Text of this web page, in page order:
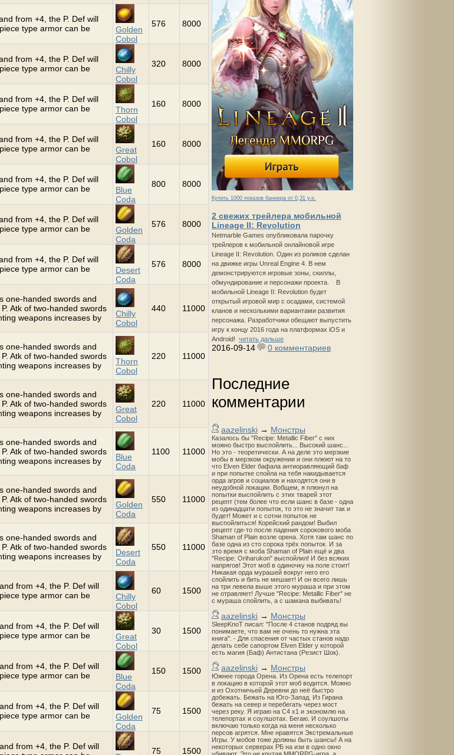
Купить 1000 показов баннера от 0,31 у.е.
2 свежих трейлера мобильной
Lineage II: Revolution
Netmarble Games опубликовала парочку
трейлеров к мобильной онлайновой игре
Lineage II: Revolution. Один из роликов сделан
на движке игры Unreal Engine 4. В нем
демонстрируются игровые зоны, скиллы,
обмундирование и персонажи проекта. В
мобильной Lineage II: Revolution будет
открытый игровой мир с осадами, системой
кланов и несколькими вариантами развития
персонажа. Разработчики обещают выпустить
игру к концу 2016 года на платформах iOS и
Android! читать дальше
2016-09-14 0 комментариев
Последние
комментарии
aazelinski → Монстры
Казалось бы "Recipe: Metallic Fiber" с них
можно быстро выспойлить... Высокий шанс...
Но это - теоретически. А на деле это мерзкие
мобы в мерзком окружении и они плюют на то
что Elven Elder бафала антиоравляющий баф
и при попытке спойла на тебя накидывается
орда агров и социалов и находятся они в
неудобной локации. Вобщем, я плюнул на
попытки выспойлить с этих тварей этот
рецепт (тем более что если шанс в базе - одна
из одинадцати попыток, то это не значит так и
будет! Может и с сотни попыток не
выспойлиться! Корейский рандом! Выбил
рецепт где-то после падения сорокового моба
Shaman of Plain возле орена. Хотя там шанс по
базе одна из сто сорока трёх попыток. И за
это время с моба Shaman of Plain ещё и два
"Recipe: Oriharukon" выспойлил! И без всяких
напрягов! Этот моб в одиночку на поле стоит!
Никакая орда мурашей вокруг него его
спойлить и бить не мешает! И он всего лишь
на три левела выше этого мураша и при этом
не отравляет! Лучше "Recipe: Metallic Fiber" не
с мураша спойлить, а с шамана выбивать!
aazelinski → Монстры
SleepKnoT писал: "После 4 станов подряд вы
понимаете, что вам не очень то нужна эта
книга". - Для спасения от частых станов надо
делать себе сапортом Elven Elder у которой
есть магия (Баф) Антистана (Резист Шок).
aazelinski → Монстры
Южнее города Орена. Из Орена есть телепорт
в локацию в которой этот моб водится. Можно
и из Охотничьей Деревни до неё быстро
добежать. Бежать на Юго-Запад. Из Гирана
бежать на север и перебегать через мост
через реку. Я играю на С4 х1 и экономлю на
телепортах и соулшотах. Бегаю. И соулшоты
включаю только когда на меня несколько
персов агрятся. Мне нравятся Экстремальные
Игры. У мобов тоже должны быть шансы! А на
некоторых серверах РБ на изи в одно окно
from +4, the P. Def will
type armor can be
Golden
Cobol
576 8000
from +4, the P. Def will
type armor can be
Chilly
Cobol
320 8000
from +4, the P. Def will
type armor can be
Thorn
Cobol
160 8000
from +4, the P. Def will
type armor can be
Great
Cobol
160 8000
from +4, the P. Def will
type armor can be
Blue
Coda
800 8000
from +4, the P. Def will
type armor can be
Golden
Coda
576 8000
from +4, the P. Def will
type armor can be
Desert
Coda
576 8000
one-handed swords and
Atk of two-handed swords
weapons increases by
Chilly
Cobol
440 11000
one-handed swords and
Atk of two-handed swords
weapons increases by
Thorn
Cobol
220 11000
one-handed swords and
Atk of two-handed swords
weapons increases by
Great
Cobol
220 11000
one-handed swords and
Atk of two-handed swords
weapons increases by
Blue
Coda
1100 11000
one-handed swords and
Atk of two-handed swords
weapons increases by
Golden
Coda
550 11000
one-handed swords and
Atk of two-handed swords
weapons increases by
Desert
Coda
550 11000
from +4, the P. Def will
type armor can be
Chilly
Cobol
60 1500
from +4, the P. Def will
type armor can be
Great
Cobol
30 1500
from +4, the P. Def will
type armor can be
Blue
Coda
150 1500
from +4, the P. Def will
type armor can be
Golden
Coda
75 1500
from +4, the P. Def will
75 1500